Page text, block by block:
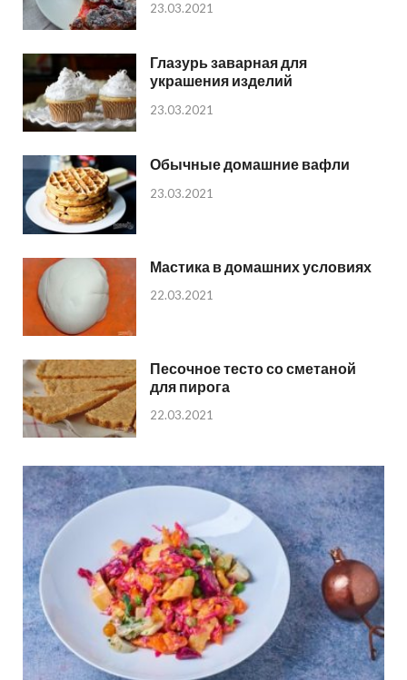
23.03.2021
Глазурь заварная для
украшения изделий
23.03.2021
Обычные домашние вафли
23.03.2021
Мастика в домашних условиях
22.03.2021
Песочное тесто со сметаной
для пирога
22.03.2021